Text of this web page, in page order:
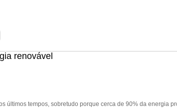
renovável
últimos tempos, sobretudo porque cerca de 90% da